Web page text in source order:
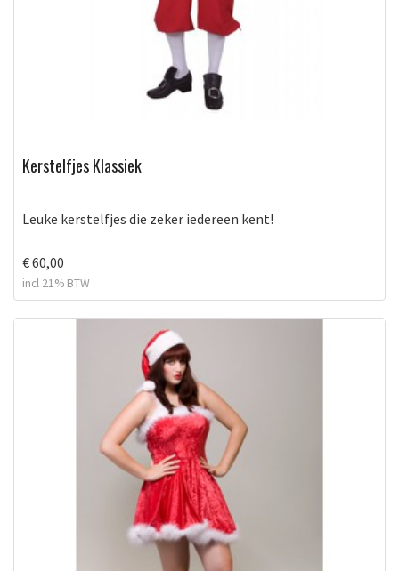
Kerstelfjes Klassiek
Leuke kerstelfjes die zeker iedereen kent!
€ 60,00
incl 21% BTW